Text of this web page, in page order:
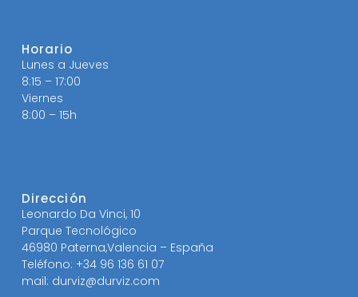
Horario
Lunes a Jueves
8:15 – 17:00
Viernes
8:00 – 15h
Dirección
Leonardo Da Vinci, 10
Parque Tecnológico
46980 Paterna,Valencia – España
Teléfono: +34 96 136 61 07
mail: durviz@durviz.com